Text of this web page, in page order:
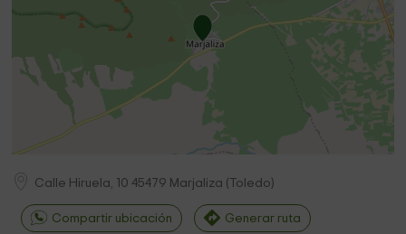
Calle Hiruela, 10 45479 Marjaliza ( Toledo)
Compartir ubicación Generar ruta